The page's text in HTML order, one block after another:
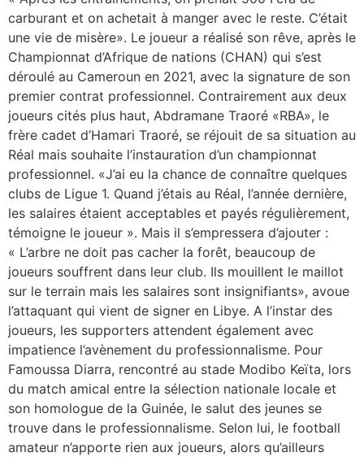
carburant et on achetait à manger avec le reste. C’était
une vie de misère». Le joueur a réalisé son rêve, après le
Championnat d’Afrique de nations (CHAN) qui s’est
déroulé au Cameroun en 2021, avec la signature de son
premier contrat professionnel. Contrairement aux deux
joueurs cités plus haut, Abdramane Traoré «RBA», le
frère cadet d’Hamari Traoré, se réjouit de sa situation au
Réal mais souhaite l’instauration d’un championnat
professionnel. «J’ai eu la chance de connaître quelques
clubs de Ligue 1. Quand j’étais au Réal, l’année dernière,
les salaires étaient acceptables et payés régulièrement,
témoigne le joueur ». Mais il s’empressera d’ajouter :
« L’arbre ne doit pas cacher la forêt, beaucoup de
joueurs souffrent dans leur club. Ils mouillent le maillot
sur le terrain mais les salaires sont insignifiants», avoue
l’attaquant qui vient de signer en Libye. A l’instar des
joueurs, les supporters attendent également avec
impatience l’avènement du professionnalisme. Pour
Famoussa Diarra, rencontré au stade Modibo Keïta, lors
du match amical entre la sélection nationale locale et
son homologue de la Guinée, le salut des jeunes se
trouve dans le professionnalisme. Selon lui, le football
amateur n’apporte rien aux joueurs, alors qu’ailleurs